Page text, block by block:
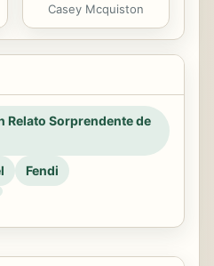
Casey Mcquiston
Relato Sorprendente de
Fendi